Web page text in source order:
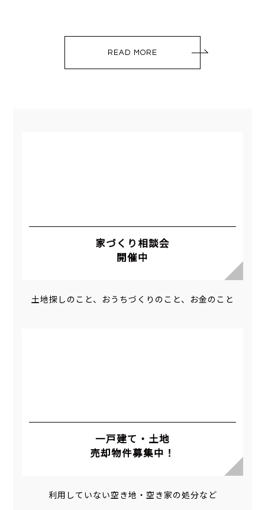
READ MORE
家づくり相談会
開催中
土地探しのこと、おうちづくりのこと、お金のこと
一戸建て・土地
売却物件募集中！
利用していない空き地・空き家の処分など